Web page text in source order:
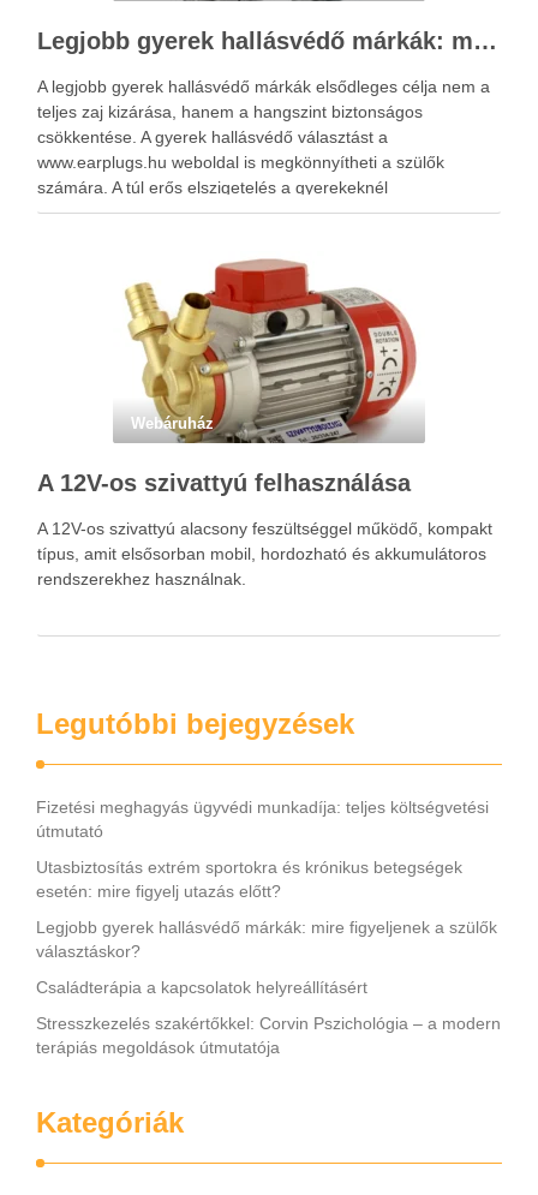
Legjobb gyerek hallásvédő márkák: mire figyeljenek a szülők választáskor?
A legjobb gyerek hallásvédő márkák elsődleges célja nem a
teljes zaj kizárása, hanem a hangszint biztonságos
csökkentése. A gyerek hallásvédő választást a
www.earplugs.hu weboldal is megkönnyítheti a szülők
számára. A túl erős elszigetelés a gyerekeknél
kényelmetlenséget, félelmet vagy dezorientáltságot is
Webáruház
A 12V-os szivattyú felhasználása
A 12V-os szivattyú alacsony feszültséggel működő, kompakt
típus, amit elsősorban mobil, hordozható és akkumulátoros
rendszerekhez használnak.
Legutóbbi bejegyzések
Fizetési meghagyás ügyvédi munkadíja: teljes költségvetési
útmutató
Utasbiztosítás extrém sportokra és krónikus betegségek
esetén: mire figyelj utazás előtt?
Legjobb gyerek hallásvédő márkák: mire figyeljenek a szülők
választáskor?
Családterápia a kapcsolatok helyreállításért
Stresszkezelés szakértőkkel: Corvin Pszichológia – a modern
terápiás megoldások útmutatója
Kategóriák